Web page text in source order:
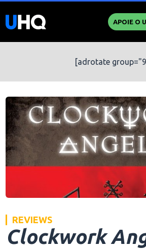
APOIE O
[adrotate
REVIEWS
Clockwork